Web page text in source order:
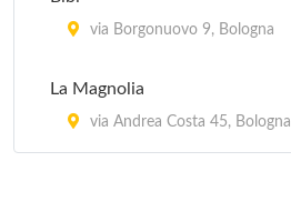
via Borgonuovo 9, Bologna
La Magnolia
via Andrea Costa 45, Bologna